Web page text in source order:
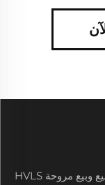
فوجيان دايموند، نركز بشكل محترف على تصنيع وبيع مروحة HVLS